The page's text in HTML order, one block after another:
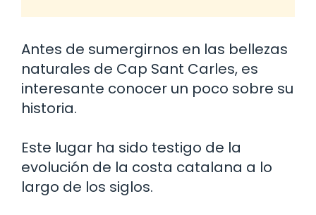
Antes de sumergirnos en las bellezas
naturales de Cap Sant Carles, es
interesante conocer un poco sobre su
historia.
Este lugar ha sido testigo de la
evolución de la costa catalana a lo
largo de los siglos.